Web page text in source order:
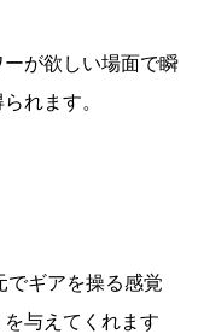
が欲しい場面で瞬
れます。
でギアを操る感覚
与えてくれます